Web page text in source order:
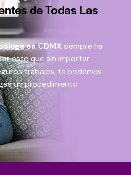
de Todas Las
en CDMX siempre ha
esto que sin importar
trabajes, te podemos
un procedimiento